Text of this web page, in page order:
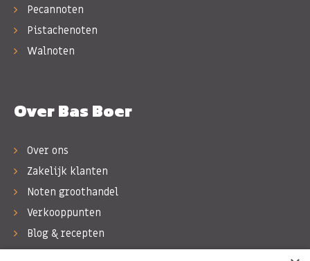
Pecannoten
Pistachenoten
Walnoten
Over Bas Boer
Over ons
Zakelijk klanten
Noten groothandel
Verkooppunten
Blog & recepten
Werken bij Bas Boer Noten